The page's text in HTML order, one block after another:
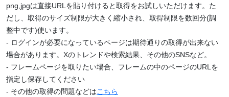
png,jpgは直接URLを貼り付けると取得をお試しいただけます。た
だし、取得のサイズ制限が大きく縮小され、取得制限を数回分(調
整中です)使います。
- ログインが必要になっているページは期待通りの取得が出来ない
場合があります。Xのトレンドや検索結果、その他のSNSなど。
- フレームページを取りたい場合、フレームの中のページのURLを
指定し保存してください
- その他の取得の問題などはこちら